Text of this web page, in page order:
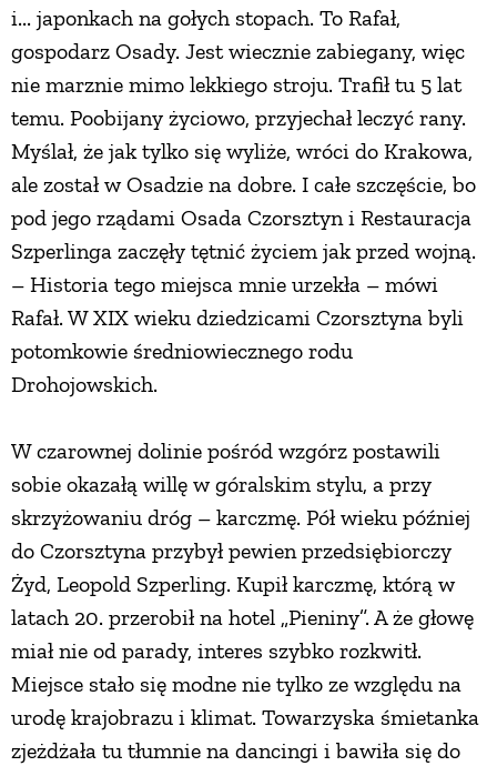
i... japonkach na gołych stopach. To Rafał,
gospodarz Osady. Jest wiecznie zabiegany, więc
nie marznie mimo lekkiego stroju. Trafił tu 5 lat
temu. Poobijany życiowo, przyjechał leczyć rany.
Myślał, że jak tylko się wyliże, wróci do Krakowa,
ale został w Osadzie na dobre. I całe szczęście, bo
pod jego rządami Osada Czorsztyn i Restauracja
Szperlinga zaczęły tętnić życiem jak przed wojną.
– Historia tego miejsca mnie urzekła – mówi
Rafał. W XIX wieku dziedzicami Czorsztyna byli
potomkowie średniowiecznego rodu
Drohojowskich.
W czarownej dolinie pośród wzgórz postawili
sobie okazałą willę w góralskim stylu, a przy
skrzyżowaniu dróg – karczmę. Pół wieku później
do Czorsztyna przybył pewien przedsiębiorczy
Żyd, Leopold Szperling. Kupił karczmę, którą w
latach 20. przerobił na hotel „Pieniny”. A że głowę
miał nie od parady, interes szybko rozkwitł.
Miejsce stało się modne nie tylko ze względu na
urodę krajobrazu i klimat. Towarzyska śmietanka
zjeżdżała tu tłumnie na dancingi i bawiła się do
PRZYSTAWKI
ZUPY
DANIA GŁÓWNE
CIASTA I DESERY
DODATKI
INNE